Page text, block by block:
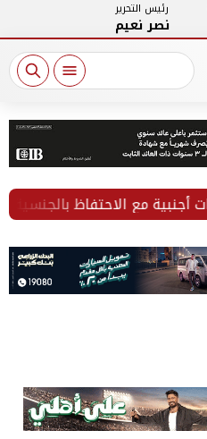
رئيس التحرير
نصر نعيم